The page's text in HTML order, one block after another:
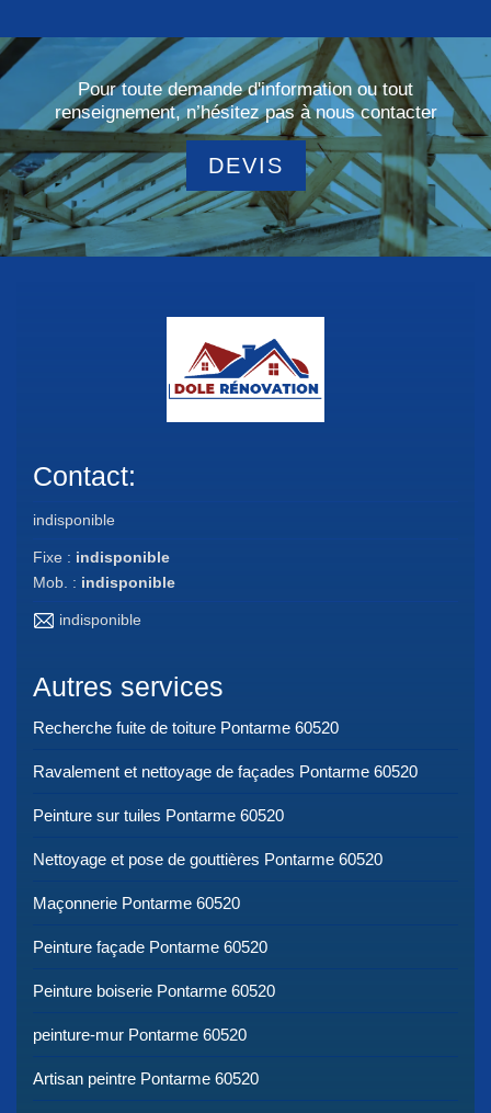
Pour toute demande d'information ou tout
renseignement, n’hésitez pas à nous contacter
DEVIS
Contact:
indisponible
Fixe : indisponible
Mob. : indisponible
indisponible
Autres services
Recherche fuite de toiture Pontarme 60520
Ravalement et nettoyage de façades Pontarme 60520
Peinture sur tuiles Pontarme 60520
Nettoyage et pose de gouttières Pontarme 60520
Maçonnerie Pontarme 60520
Peinture façade Pontarme 60520
Peinture boiserie Pontarme 60520
peinture-mur Pontarme 60520
Artisan peintre Pontarme 60520